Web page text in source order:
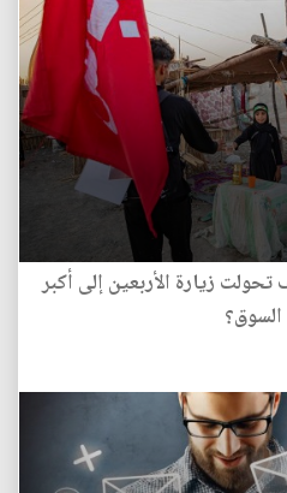
زيارة الأربعين إلى أكبر